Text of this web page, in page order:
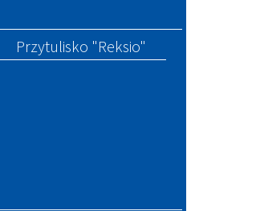
Przytulisko "Reksio"